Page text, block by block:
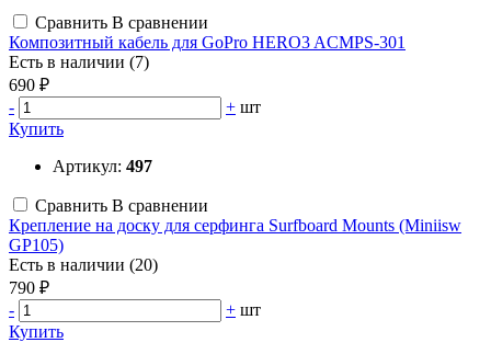
Сравнить В сравнении
Композитный кабель для GoPro HERO3 ACMPS-301
Есть в наличии (7)
690 ₽
-
+ шт
Купить
Артикул: 497
Сравнить В сравнении
Крепление на доску для серфинга Surfboard Mounts (Miniisw
GP105)
Есть в наличии (20)
790 ₽
-
+ шт
Купить